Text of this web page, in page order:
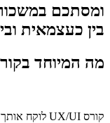
ומסתכם
בין כעצמאית
מה המיוחד